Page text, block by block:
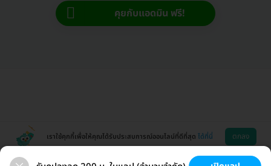
คุยกับแอดมิน ฟรี!
เราใช้คุกกี้เพื่อให้คุณได้รับประสบการณ์ออนไลน์ที่ดีที่สุด ได้ที่นี่ ตกลง